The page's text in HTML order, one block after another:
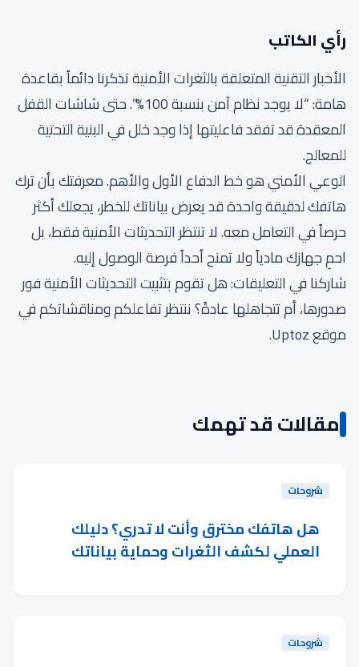
رأي الكاتب
الأخبار التقنية المتعلقة بالثغرات الأمنية تذكرنا دائماً بقاعدة
هامة: “لا يوجد نظام آمن بنسبة 100%”. حتى شاشات القفل
المعقدة قد تفقد فاعليتها إذا وجد خلل في البنية التحتية
للمعالج.
الوعي الأمني هو خط الدفاع الأول والأهم. معرفتك بأن ترك
هاتفك لدقيقة واحدة قد يعرض بياناتك للخطر، يجعلك أكثر
حرصاً في التعامل معه. لا تنتظر التحديثات الأمنية فقط، بل
احمِ جهازك مادياً ولا تمنح أحداً فرصة الوصول إليه.
شاركنا في التعليقات: هل تقوم بتثبيت التحديثات الأمنية فور
صدورها، أم تتجاهلها عادةً؟ ننتظر تفاعلكم ومناقشاتكم في
موقع Uptoz.
مقالات قد تهمك
شروحات
هل هاتفك مخترق وأنت لا تدري؟ دليلك
العملي لكشف الثغرات وحماية بياناتك
شروحات